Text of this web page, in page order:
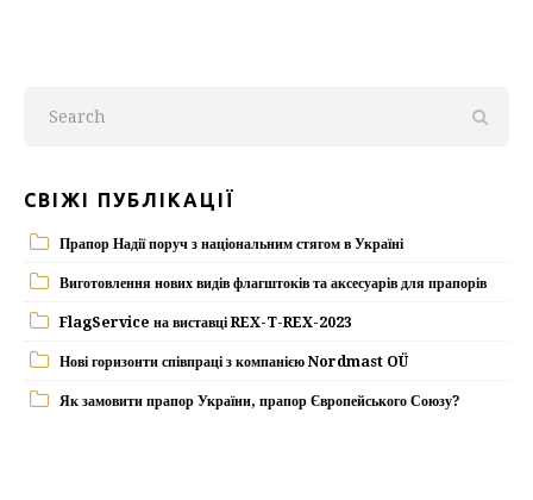
СВІЖІ ПУБЛІКАЦІЇ
Прапор Надії поруч з національним стягом в Україні
Виготовлення нових видів флагштоків та аксесуарів для прапорів
FlagService на виставці REX-T-REX-2023
Нові горизонти співпраці з компанією Nordmast OÜ
Як замовити прапор України, прапор Європейського Союзу?